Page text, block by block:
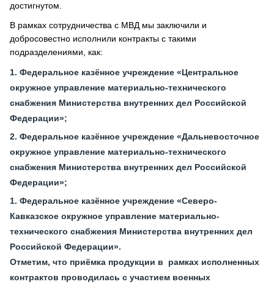
достигнутом.
В рамках сотрудничества с МВД мы заключили и
добросовестно исполнили контракты с такими
подразделениями, как:
Федеральное казённое учреждение «Центральное
окружное управление материально-технического
снабжения Министерства внутренних дел Российской
Федерации»;
Федеральное казённое учреждение «Дальневосточное
окружное управление материально-технического
снабжения Министерства внутренних дел Российской
Федерации»;
Федеральное казённое учреждение «Северо-
Кавказское окружное управление материально-
технического снабжения Министерства внутренних дел
Российской Федерации».
Отметим, что приёмка продукции в рамках исполненных
контрактов проводилась с участием военных